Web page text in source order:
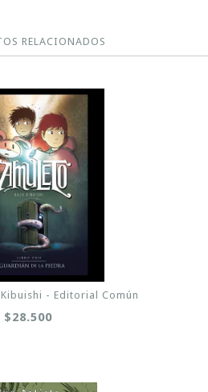
RELACIONADOS
- Editorial Común
$28.500